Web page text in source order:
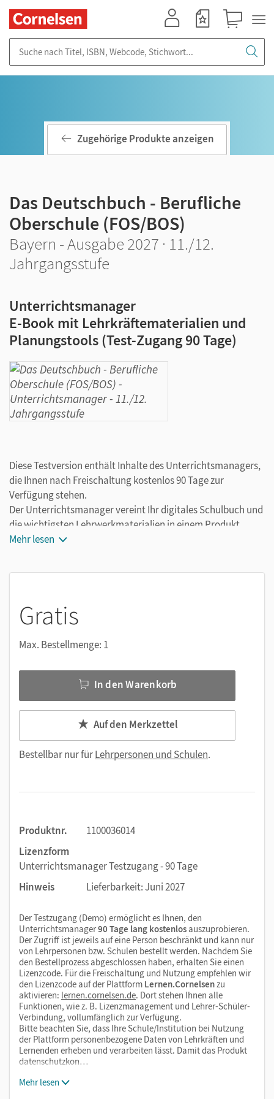
Zugehörige Produkte anzeigen
Das Deutschbuch - Berufliche
Oberschule (FOS/BOS)
Bayern - Ausgabe 2027 · 11./12.
Jahrgangsstufe
Unterrichtsmanager
E-Book mit Lehrkräftematerialien und
Planungstools (Test-Zugang 90 Tage)
Diese Testversion enthält Inhalte des Unterrichtsmanagers,
die Ihnen nach Freischaltung kostenlos 90 Tage zur
Verfügung stehen.
Der Unterrichtsmanager vereint Ihr digitales Schulbuch und
die wichtigsten Lehrwerkmaterialien in einem Produkt.
Ergänzt um hilfreiche Planungstools, vereinfacht er Ihre
Mehr lesen
Gratis
Max. Bestellmenge: 1
In den Warenkorb
Auf den Merkzettel
Bestellbar nur fürLehrpersonen und Schulen.
Produktnr.
1100036014
Lizenzform
Unterrichtsmanager Testzugang - 90 Tage
Hinweis
Lieferbarkeit: Juni 2027
Der Testzugang (Demo) ermöglicht es Ihnen, den
Unterrichtsmanager90 Tage lang kostenlosauszuprobieren.
Der Zugriff ist jeweils auf eine Person beschränkt und kann nur
von Lehrpersonen bzw. Schulen bestellt werden. Nachdem Sie
den Bestellprozess abgeschlossen haben, erhalten Sie einen
Lizenzcode. Für die Freischaltung und Nutzung empfehlen wir
den Lizenzcode auf der Plattform Lernen.Cornelsenzu
aktivieren: lernen.cornelsen.de. Dort stehen Ihnen alle
Funktionen, wie z. B. Lizenzmanagement und Lehrer-Schüler-
Verbindung, vollumfänglich zur Verfügung.
Bitte beachten Sie, dass Ihre Schule/Institution bei Nutzung
der Plattform personenbezogene Daten von Lehrkräften und
Lernenden erheben und verarbeiten lässt. Damit das Produkt
datenschutzkon…
Mehr lesen